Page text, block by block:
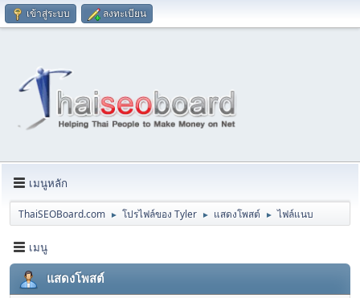
เข้าสู่ระบบ ลงทะเบียน
เมนูหลัก
ThaiSEOBoard.com ► โปรไฟล์ของ Tyler ► แสดงโพสต์ ► ไฟล์แนบ
เมนู
แสดงโพสต์